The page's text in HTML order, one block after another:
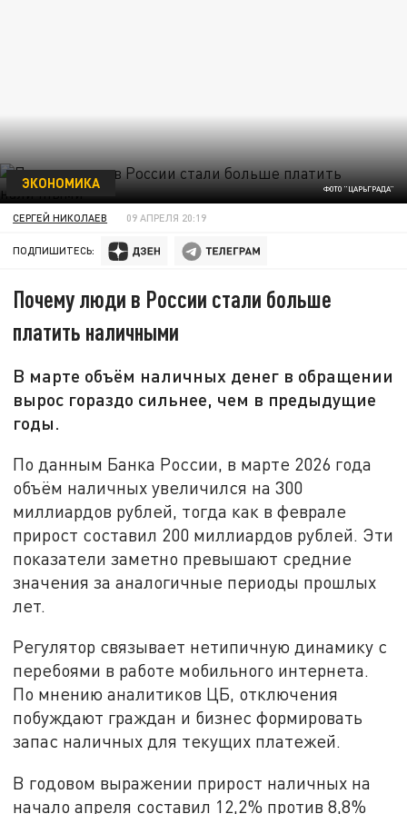
ФОТО "ЦАРЬГРАДА"
ЭКОНОМИКА
СЕРГЕЙ НИКОЛАЕВ 09 АПРЕЛЯ 20:19
ПОДПИШИТЕСЬ:
Почему люди в России стали больше
платить наличными
В марте объём наличных денег в обращении
вырос гораздо сильнее, чем в предыдущие
годы.
По данным Банка России, в марте 2026 года
объём наличных увеличился на 300
миллиардов рублей, тогда как в феврале
прирост составил 200 миллиардов рублей. Эти
показатели заметно превышают средние
значения за аналогичные периоды прошлых
лет.
Регулятор связывает нетипичную динамику с
перебоями в работе мобильного интернета.
По мнению аналитиков ЦБ, отключения
побуждают граждан и бизнес формировать
запас наличных для текущих платежей.
В годовом выражении прирост наличных на
начало апреля составил 12,2% против 8,8%